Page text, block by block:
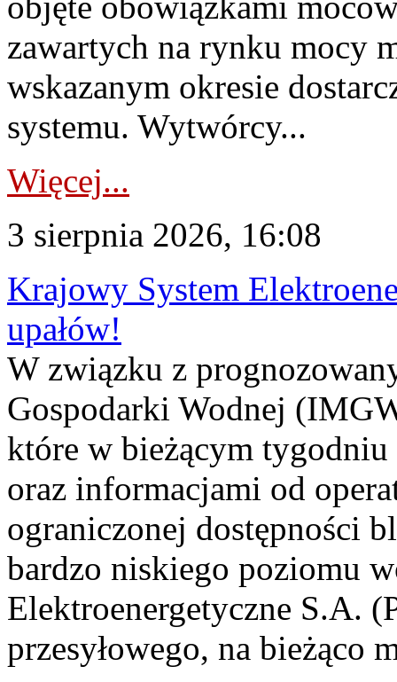
zawartych na rynku mocy
wskazanym okresie
systemu. Wytwórcy...
Więcej...
3 sierpnia 2026, 16:08
Krajowy System
upałów!
W związku z
Gospodarki Wodnej
które w bieżącym tygodniu
oraz informacjami od
ograniczonej dostępności
bardzo niskiego poziomu
Elektroenergetyczne S.A.
przesyłowego, na bieżąco